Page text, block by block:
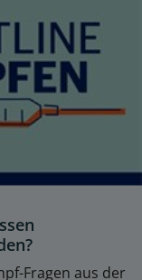
Fragen aus der